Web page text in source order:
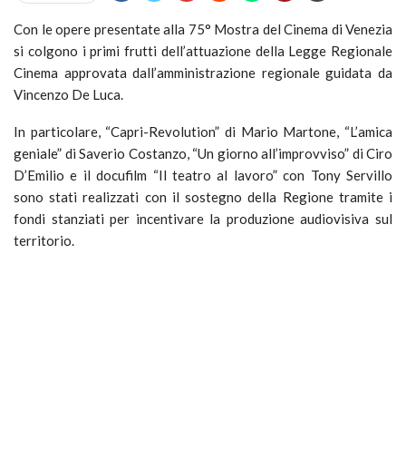
Con le opere presentate alla 75° Mostra del Cinema di Venezia
si colgono i primi frutti dell’attuazione della Legge Regionale
Cinema approvata dall’amministrazione regionale guidata da
Vincenzo De Luca.
In particolare, “Capri-Revolution” di Mario Martone, “L’amica
geniale” di Saverio Costanzo, “Un giorno all’improvviso” di Ciro
D’Emilio e il docufilm “Il teatro al lavoro” con Tony Servillo
sono stati realizzati con il sostegno della Regione tramite i
fondi stanziati per incentivare la produzione audiovisiva sul
territorio.